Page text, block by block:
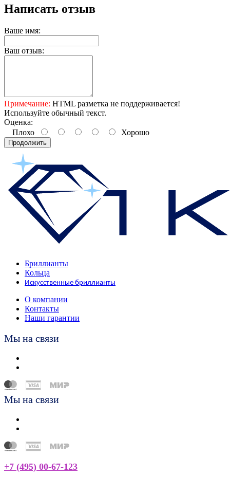
Написать отзыв
Ваше имя:
Ваш отзыв:
Примечание: HTML разметка не поддерживается!
Используйте обычный текст.
Оценка:
Плохо
Хорошо
Продолжить
Бриллианты
Кольца
Искусственные бриллианты
О компании
Контакты
Наши гарантии
Мы на связи
Мы на связи
+7 (495) 00-67-123